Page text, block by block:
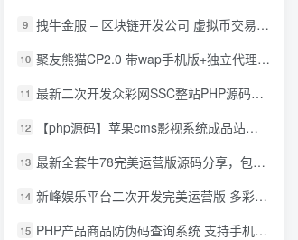
9 拽牛金服 – 区块链开发公司 虚拟币交易系统 虚拟币交易平台开发 虚拟币ico众
10 聚友熊猫CP2.0 带wap手机版+独立代理后台+整站打包全开源
11 最新二次开发众彩网SSC整站PHP源码+WAP手机版+KJ采集器+集成云端在线充值
12 【php源码】苹果cms影视系统成品站打包+电影先生6.1.1模板优化版+15W+数据
13 最新全套牛78完美运营版源码分享，包含了资源组件+脚本程序
14 新峰娱乐平台二次开发完美运营版 多彩种多玩法 代理分红+积分兑换
15 PHP产品商品防伪码查询系统 支持手机防假验证网站建设 防伪码自动生成 批量导入